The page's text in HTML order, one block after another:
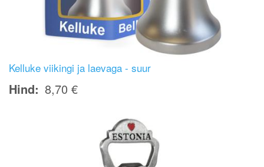
Kelluke viikingi ja laevaga - suur
Hind 8,70 €